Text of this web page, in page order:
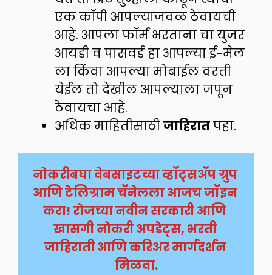
एक कॉपी आपल्याजवळ ठेवायची
आहे. आपला फॉर्म भरताना चा युजर
आयडी व पासवर्ड हा आपल्या ई-मेल
ला किंवा आपल्या मोबाईल वरती
येईल तो देखील आपल्याला जपून
ठेवायचा आहे.
अधिक माहितीसाठीजाहिरातपहा.
नोकरीबघा वेबसाइटच्या व्हॉट्सअ‍ॅप ग्रुप
आणि टेलिग्राम चॅनेलला आजच जॉइन
करा! रोजच्या नवीन सरकारी आणि
खासगी नोकरी अपडेट्स, भरती
जाहिराती आणि करिअर मार्गदर्शन
मिळवा.